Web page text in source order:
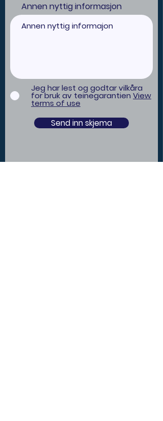
Annen nyttig informasjon
Jeg har lest og godtar vilkåra
for bruk av teinegarantien View
terms of use
Send inn skjema